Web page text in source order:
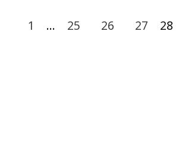
1 ... 25 26 27 28